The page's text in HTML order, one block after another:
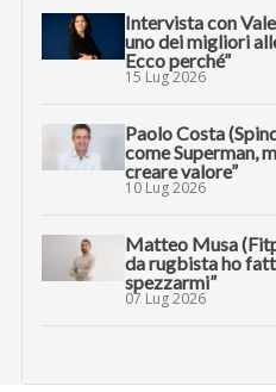
Intervista con
uno dei migliori
Ecco perché”
15 Lug 2026
Paolo Costa
come Superman,
creare valore”
10 Lug 2026
Matteo Musa
da rugbista ho
spezzarmi”
07 Lug 2026